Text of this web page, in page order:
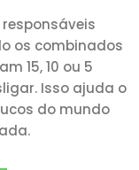
responsáveis
os combinados
15, 10 ou 5
Isso ajuda o
do mundo